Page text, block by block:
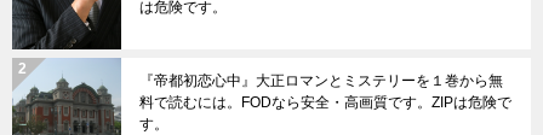
は危険です。
『帝都初恋心中』大正ロマンとミステリーを１巻から無
料で読むには。FODなら安全・高画質です。ZIPは危険で
す。